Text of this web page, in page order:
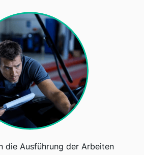
die Ausführung der Arbeiten